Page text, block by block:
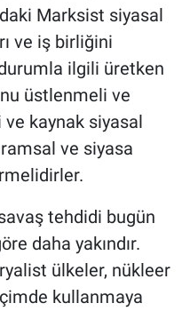
Marksist siyasal
ve iş birliğini
ilgili üretken
üstlenmeli ve
kaynak siyasal
ve siyasa
tehdidi bugün
daha yakındır.
ülkeler, nükleer
kullanmaya